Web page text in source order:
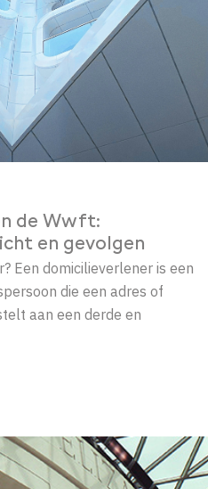
de Wwft:
en gevolgen
Een domicilieverlener is een
die een adres of
aan een derde en